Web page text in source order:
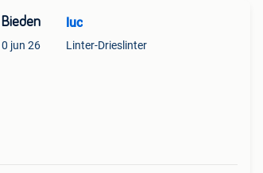
Bieden
jun 26
luc
Linter-Drieslinter